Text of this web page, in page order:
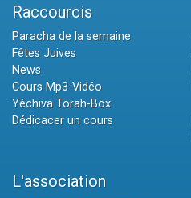
Raccourcis
Paracha de la semaine
Fêtes Juives
News
Cours Mp3-Vidéo
Yéchiva Torah-Box
Dédicacer un cours
L'association